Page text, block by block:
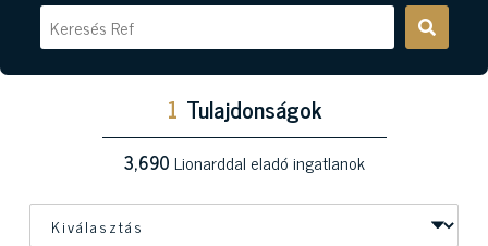
1 Tulajdonságok
3,690Lionarddal eladó ingatlanok